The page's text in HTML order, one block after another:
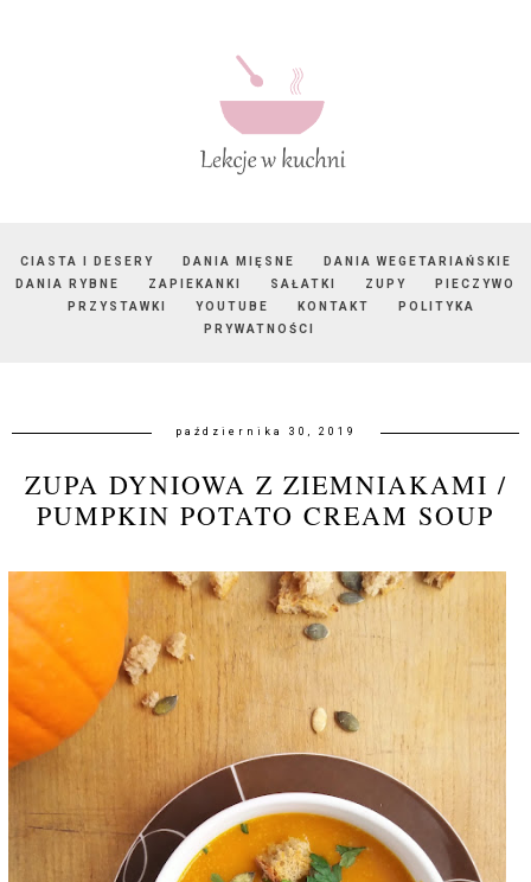
CIASTA I DESERY DANIA MIĘSNE
DANIA WEGETARIAŃSKIE
DANIA RYBNE
ZAPIEKANKI SAŁATKI ZUPY
PIECZYWO
PRZYSTAWKI
YOUTUBE KONTAKT
POLITYKA
PRYWATNOŚCI
października 30, 2019
ZUPA DYNIOWA Z ZIEMNIAKAMI /
PUMPKIN POTATO CREAM SOUP